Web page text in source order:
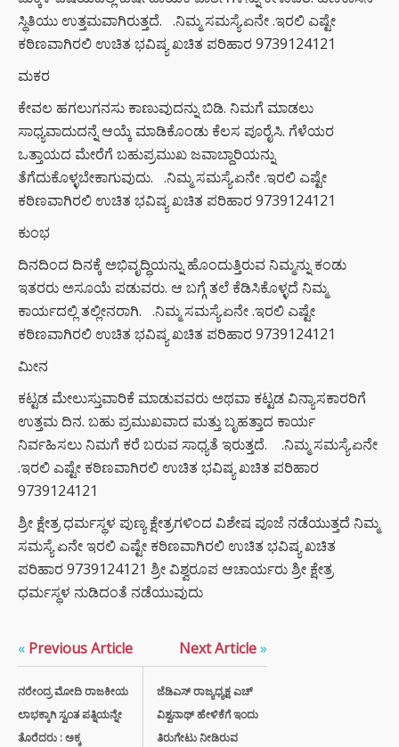
ಸ್ಥಿತಿಯು ಉತ್ತಮವಾಗಿರುತ್ತದೆ. .ನಿಮ್ಮ ಸಮಸ್ಯೆ.ಏನೇ .ಇರಲಿ ಎಷ್ಟೇ
ಕಠಿಣವಾಗಿರಲಿ ಉಚಿತ ಭವಿಷ್ಯ ಖಚಿತ ಪರಿಹಾರ 9739124121
ಮಕರ
ಕೇವಲ ಹಗಲುಗನಸು ಕಾಣುವುದನ್ನು ಬಿಡಿ. ನಿಮಗೆ ಮಾಡಲು
ಸಾಧ್ಯವಾದುದನ್ನೆ ಆಯ್ಕೆ ಮಾಡಿಕೊಂಡು ಕೆಲಸ ಪೂರೈಸಿ. ಗೆಳೆಯರ
ಒತ್ತಾಯದ ಮೇರೆಗೆ ಬಹುಪ್ರಮುಖ ಜವಾಬ್ದಾರಿಯನ್ನು
ತೆಗೆದುಕೊಳ್ಳಬೇಕಾಗುವುದು. .ನಿಮ್ಮ ಸಮಸ್ಯೆ.ಏನೇ .ಇರಲಿ ಎಷ್ಟೇ
ಕಠಿಣವಾಗಿರಲಿ ಉಚಿತ ಭವಿಷ್ಯ ಖಚಿತ ಪರಿಹಾರ 9739124121
ಕುಂಭ
ದಿನದಿಂದ ದಿನಕ್ಕೆ ಅಭಿವೃದ್ಧಿಯನ್ನು ಹೊಂದುತ್ತಿರುವ ನಿಮ್ಮನ್ನು ಕಂಡು
ಇತರರು ಅಸೂಯೆ ಪಡುವರು. ಆ ಬಗ್ಗೆ ತಲೆ ಕೆಡಿಸಿಕೊಳ್ಳದೆ ನಿಮ್ಮ
ಕಾರ್ಯದಲ್ಲಿ ತಲ್ಲೀನರಾಗಿ. .ನಿಮ್ಮ ಸಮಸ್ಯೆ.ಏನೇ .ಇರಲಿ ಎಷ್ಟೇ
ಕಠಿಣವಾಗಿರಲಿ ಉಚಿತ ಭವಿಷ್ಯ ಖಚಿತ ಪರಿಹಾರ 9739124121
ಮೀನ
ಕಟ್ಟಡ ಮೇಲುಸ್ತುವಾರಿಕೆ ಮಾಡುವವರು ಅಥವಾ ಕಟ್ಟಡ ವಿನ್ಯಾಸಕಾರರಿಗೆ
ಉತ್ತಮ ದಿನ. ಬಹು ಪ್ರಮುಖವಾದ ಮತ್ತು ಬೃಹತ್ತಾದ ಕಾರ್ಯ
ನಿರ್ವಹಿಸಲು ನಿಮಗೆ ಕರೆ ಬರುವ ಸಾಧ್ಯತೆ ಇರುತ್ತದೆ. .ನಿಮ್ಮ ಸಮಸ್ಯೆ.ಏನೇ
.ಇರಲಿ ಎಷ್ಟೇ ಕಠಿಣವಾಗಿರಲಿ ಉಚಿತ ಭವಿಷ್ಯ ಖಚಿತ ಪರಿಹಾರ
9739124121
ಶ್ರೀ ಕ್ಷೇತ್ರ ಧರ್ಮಸ್ಥಳ ಪುಣ್ಯ ಕ್ಷೇತ್ರಗಳಿಂದ ವಿಶೇಷ ಪೂಜೆ ನಡೆಯುತ್ತದೆ ನಿಮ್ಮ
ಸಮಸ್ಯೆ ಏನೇ ಇರಲಿ ಎಷ್ಟೇ ಕಠಿಣವಾಗಿರಲಿ ಉಚಿತ ಭವಿಷ್ಯ ಖಚಿತ
ಪರಿಹಾರ 9739124121 ಶ್ರೀ ವಿಶ್ವರೂಪ ಆಚಾರ್ಯರು ಶ್ರೀ ಕ್ಷೇತ್ರ
ಧರ್ಮಸ್ಥಳ ನುಡಿದಂತೆ ನಡೆಯುವುದು
« Previous Article
ನರೇಂದ್ರ ಮೋದಿ ರಾಜಕೀಯ
ಲಾಭಕ್ಕಾಗಿ ಸ್ವಂತ ಪತ್ನಿಯನ್ನೇ
ತೊರೆದರು : ಅಕ್ಕ
Next Article»
ಜೆಡಿಎಸ್ ರಾಜ್ಯಧ್ಯಕ್ಷ ಎಚ್
ವಿಶ್ವನಾಥ್ ಹೇಳಿಕೆಗೆ ಇಂದು
ತಿರುಗೇಟು ನೀಡಿರುವ